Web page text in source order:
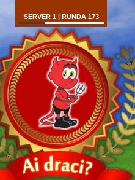
SERVER 1 | RUNDA 173